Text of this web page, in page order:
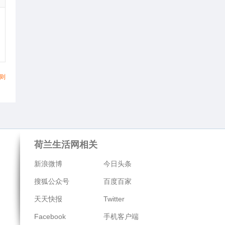
荷兰生活网相关
新浪微博 今日头条
搜狐公众号 百度百家
天天快报 Twitter
Facebook 手机客户端